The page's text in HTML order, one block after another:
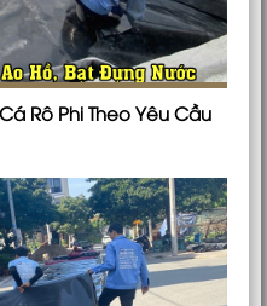
Rô Phi Theo Yêu Cầu